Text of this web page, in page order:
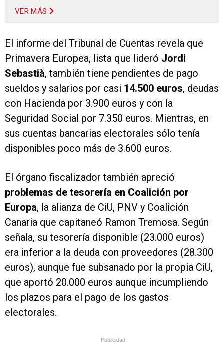
VER MÁS
El informe del Tribunal de Cuentas revela que
Primavera Europea, lista que lideró Jordi
Sebastià, también tiene pendientes de pago
sueldos y salarios por casi 14.500 euros, deudas
con Hacienda por 3.900 euros y con la
Seguridad Social por 7.350 euros. Mientras, en
sus cuentas bancarias electorales sólo tenía
disponibles poco más de 3.600 euros.
El órgano fiscalizador también apreció
problemas de tesorería en Coalición por
Europa, la alianza de CiU, PNV y Coalición
Canaria que capitaneó Ramon Tremosa. Según
señala, su tesorería disponible (23.000 euros)
era inferior a la deuda con proveedores (28.300
euros), aunque fue subsanado por la propia CiU,
que aportó 20.000 euros aunque incumpliendo
los plazos para el pago de los gastos
electorales.
Publicidad